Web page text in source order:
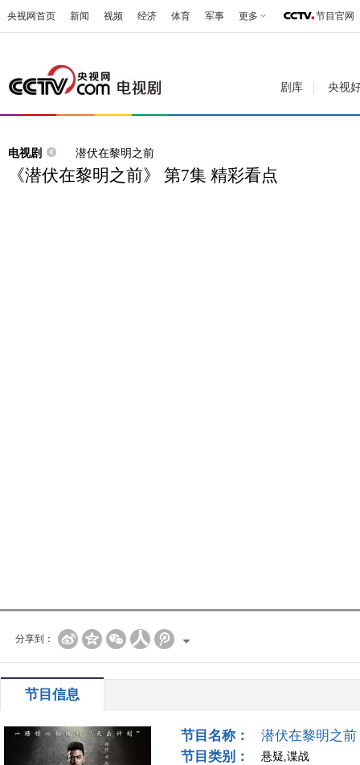
央视网首页 新闻 视频 经济 体育 军事 更多 节目官网
剧库 央视
电视剧 潜伏在黎明之前
《潜伏在黎明之前》 第7集 精彩看点
分享到：
节目信息
节目名称：
潜伏在黎明之前
节目类别：
悬疑,谍战